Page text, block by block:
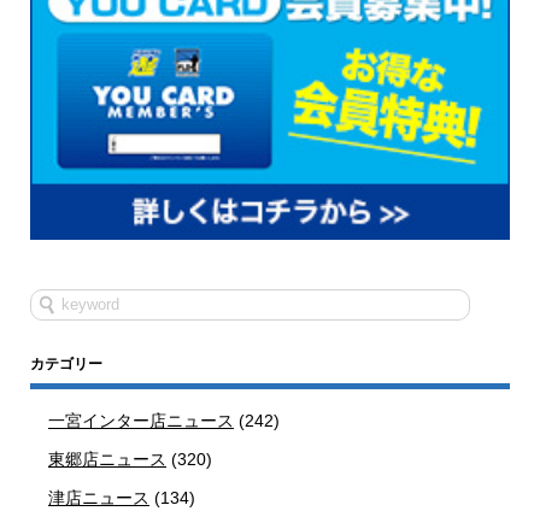
カテゴリー
一宮インター店ニュース (242)
東郷店ニュース (320)
津店ニュース (134)